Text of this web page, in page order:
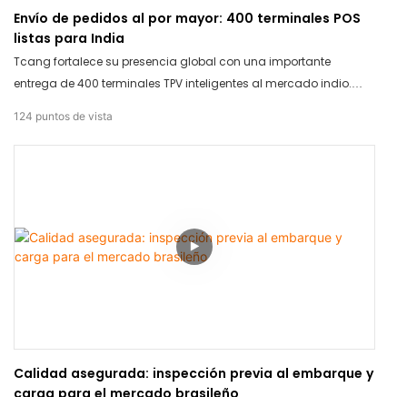
Envío de pedidos al por mayor: 400 terminales POS
listas para India
Tcang fortalece su presencia global con una importante
entrega de 400 terminales TPV inteligentes al mercado indio.
soluciones de hardware fiables y de alto rendimiento.
124 puntos de vista
Calidad asegurada: inspección previa al embarque y
carga para el mercado brasileño